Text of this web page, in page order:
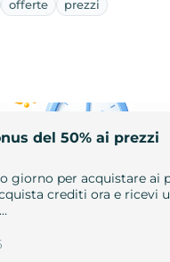
offerte prezzi
del 50% ai prezzi
giorno per acquistare ai
crediti ora e ricevi